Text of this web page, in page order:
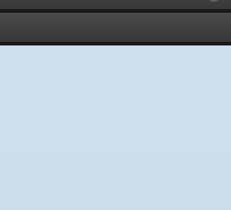
ar rs